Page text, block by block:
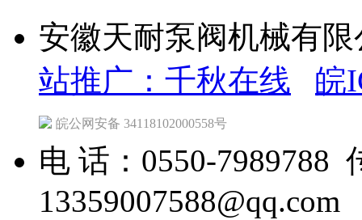
安徽天耐泵阀机械有
站推广：千秋在线
皖
皖公网安备 34118102000558号
电 话：0550-7989788
13359007588@qq.com